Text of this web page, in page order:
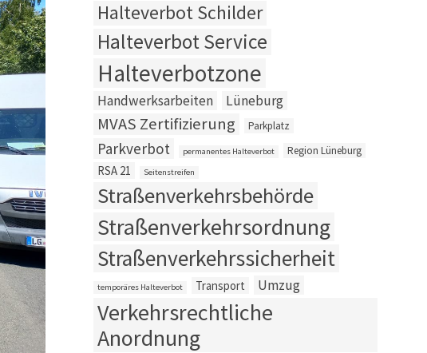
Halteverbot Schilder
Halteverbot Service
Halteverbotzone
Handwerksarbeiten Lüneburg
MVAS Zertifizierung Parkplatz
Parkverbot permanentes Halteverbot Region Lüneburg
RSA 21 Seitenstreifen
Straßenverkehrsbehörde
Straßenverkehrsordnung
Straßenverkehrssicherheit
temporäres Halteverbot Transport Umzug
Verkehrsrechtliche
Anordnung